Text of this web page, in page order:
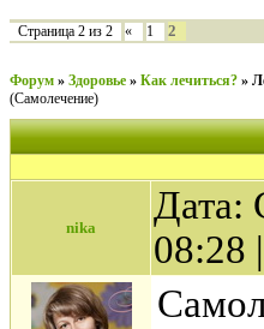
Страница 2 из 2 « 1 2
Форум » Здоровье » Как лечиться? »
(Самолечение)
nika
Дата:
08:28